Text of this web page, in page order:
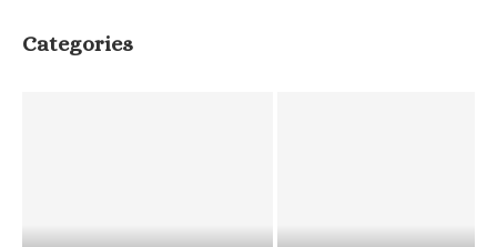
Categories